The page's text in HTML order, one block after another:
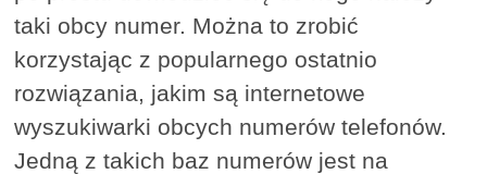
taki obcy numer. Można to zrobić
korzystając z popularnego ostatnio
rozwiązania, jakim są internetowe
wyszukiwarki obcych numerów telefonów.
Jedną z takich baz numerów jest na